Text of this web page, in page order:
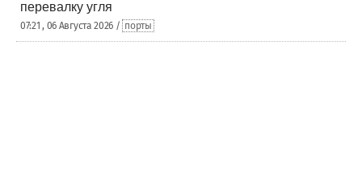
перевалку угля
07:21 , 06 Августа 2026 / порты